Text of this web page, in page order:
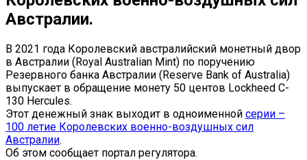
Австралии.
В 2021 года Королевский австралийский монетный двор
в Австралии (Royal Australian Mint) по поручению
Резервного банка Австралии (Reserve Bank of Australia)
выпускает в обращение монету 50 центов Lockheed C-
130 Hercules.
Этот денежный знак выходит в одноименной серии –
100 летие Королевских военно-воздушных сил
Австралии.
Об этом сообщает портал регулятора.